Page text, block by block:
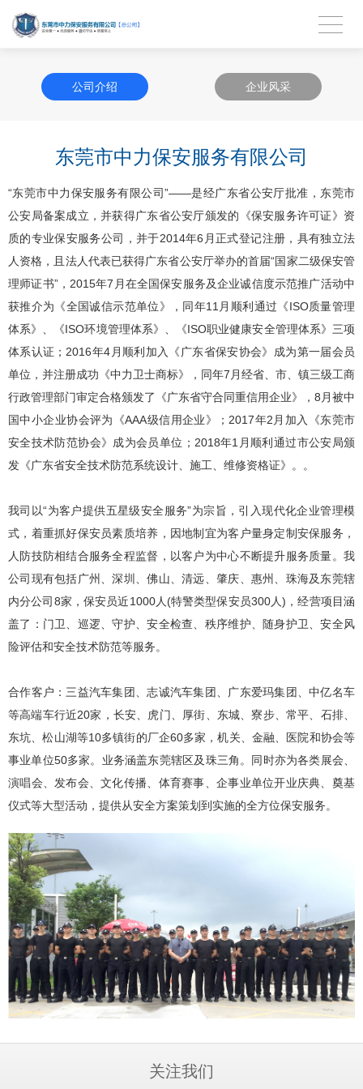
公司介绍 企业风采
东莞市中力保安服务有限公司
“东莞市中力保安服务有限公司”——是经广东省公安厅批准，东莞市
公安局备案成立，并获得广东省公安厅颁发的《保安服务许可证》资
质的专业保安服务公司，并于2014年6月正式登记注册，具有独立法
人资格，且法人代表已获得广东省公安厅举办的首届“国家二级保安管
理师证书”，2015年7月在全国保安服务及企业诚信度示范推广活动中
获推介为《全国诚信示范单位》，同年11月顺利通过《ISO质量管理
体系》、《ISO环境管理体系》、《ISO职业健康安全管理体系》三项
体系认证；2016年4月顺利加入《广东省保安协会》成为第一届会员
单位，并注册成功《中力卫士商标》，同年7月经省、市、镇三级工商
行政管理部门审定合格颁发了《广东省守合同重信用企业》，8月被中
国中小企业协会评为《AAA级信用企业》；2017年2月加入《东莞市
安全技术防范协会》成为会员单位；2018年1月顺利通过市公安局颁
发《广东省安全技术防范系统设计、施工、维修资格证》。。
我司以“为客户提供五星级安全服务”为宗旨，引入现代化企业管理模
式，着重抓好保安员素质培养，因地制宜为客户量身定制安保服务，
人防技防相结合服务全程监督，以客户为中心不断提升服务质量。我
公司现有包括广州、深圳、佛山、清远、肇庆、惠州、珠海及东莞辖
内分公司8家，保安员近1000人(特警类型保安员300人)，经营项目涵
盖了：门卫、巡逻、守护、安全检查、秩序维护、随身护卫、安全风
险评估和安全技术防范等服务。
合作客户：三益汽车集团、志诚汽车集团、广东爱玛集团、中亿名车
等高端车行近20家，长安、虎门、厚街、东城、寮步、常平、石排、
东坑、松山湖等10多镇街的厂企60多家，机关、金融、医院和协会等
事业单位50多家。业务涵盖东莞辖区及珠三角。同时亦为各类展会、
演唱会、发布会、文化传播、体育赛事、企事业单位开业庆典、奠基
仪式等大型活动，提供从安全方案策划到实施的全方位保安服务。
关注我们